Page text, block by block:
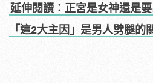
延伸閱讀：正宮是女神還是
「這2大主因」是男人劈腿的